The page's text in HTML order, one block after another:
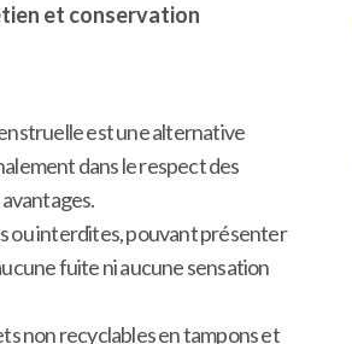
et conservation
est une alternative
dans le respect des
ou interdites, pouvant présenter
fuite ni aucune sensation
non recyclables en tampons et